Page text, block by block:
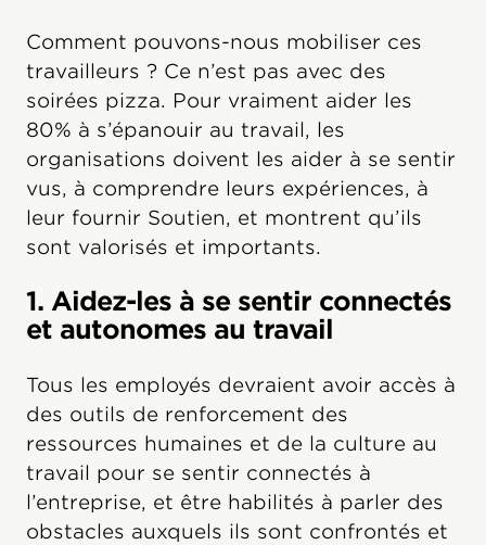
Comment pouvons-nous mobiliser ces
travailleurs ? Ce n’est pas avec des
soirées pizza. Pour vraiment aider les
80% à s’épanouir au travail, les
organisations doivent les aider à se sentir
vus, à comprendre leurs expériences, à
leur fournir Soutien, et montrent qu’ils
sont valorisés et importants.
1. Aidez-les à se sentir connectés
et autonomes au travail
Tous les employés devraient avoir accès à
des outils de renforcement des
ressources humaines et de la culture au
travail pour se sentir connectés à
l’entreprise, et être habilités à parler des
obstacles auxquels ils sont confrontés et